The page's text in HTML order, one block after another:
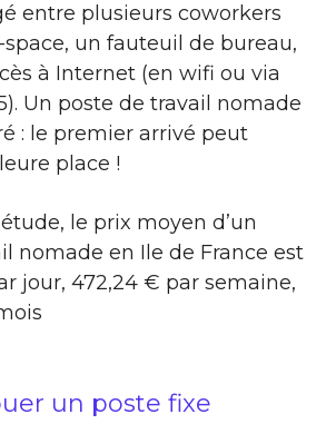
entre plusieurs coworkers
un fauteuil de bureau,
à Internet (en wifi ou via
Un poste de travail nomade
: le premier arrivé peut
place !
le prix moyen d’un
nomade en Ile de France est
jour, 472,24 € par semaine,
un poste fixe